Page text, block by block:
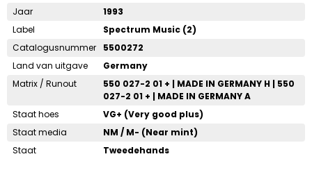
Jaar
1993
Label
Spectrum Music (2)
Catalogusnummer
5500272
Land van uitgave
Germany
Matrix / Runout
550 027-2 01 + | MADE IN GERMANY H | 550
027-2 01 + | MADE IN GERMANY A
Staat hoes
VG+ (Very good plus)
Staat media
NM / M- (Near mint)
Staat
Tweedehands